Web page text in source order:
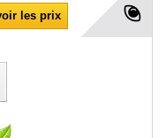
les prix